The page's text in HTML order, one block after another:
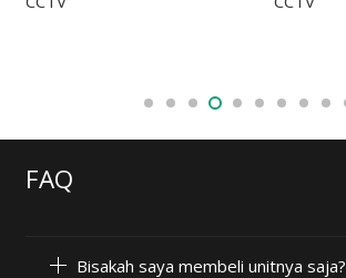
FAQ
Bisakah saya membeli unitnya saja?